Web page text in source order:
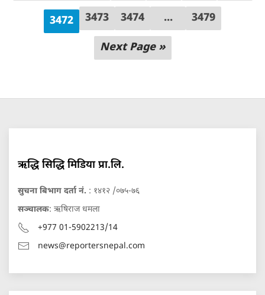
3472 3473 3474 ... 3479
Next Page »
ऋद्धि सिद्धि मिडिया प्रा.लि.
सुचना बिभाग दर्ता नं. : १४१२ /०७५-७६
सञ्चालक: ऋषिराज धमला
+977 01-5902213/14
news@reportersnepal.com